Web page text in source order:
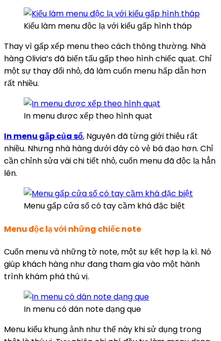
Kiểu làm menu độc lạ với kiểu gấp hình tháp
Thay vì gấp xếp menu theo cách thông thường. Nhà
hàng Olivia’s đã biến tấu gấp theo hình chiếc quạt. Chỉ
một sự thay đổi nhỏ, đã làm cuốn menu hấp dẫn hơn
rất nhiều.
In menu được xếp theo hình quạt
In menu gấp của sổ, Nguyên đã từng giới thiệu rất
nhiều. Nhưng nhà hàng dưới đây có vẻ bá đạo hơn. Chỉ
cần chỉnh sửa vài chi tiết nhỏ, cuốn menu đã độc lạ hẳn
lên.
Menu gấp cửa sổ có tay cầm khá đặc biệt
Menu độc lạ với những chiếc note
Cuốn menu và những tờ note, một sự kết hợp lạ kì. Nó
giúp khách hàng như đang tham gia vào một hành
trình khám phá thú vị.
In menu có dán note dạng que
Menu kiểu khung ảnh như thế này khi sử dụng trong